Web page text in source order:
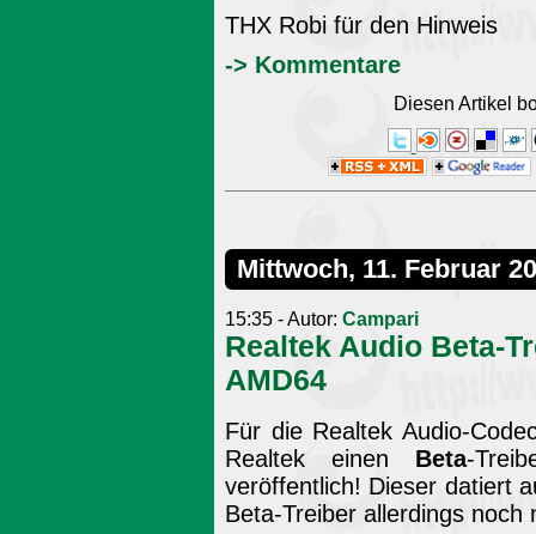
THX Robi für den Hinweis
-> Kommentare
Diesen Artikel
Mittwoch, 11. Februar
15:35 - Autor: Campari
Realtek Audio Beta-
AMD64
Für die Realtek Audio-
Realtek einen Beta-
veröffentlich! Dieser datiert
Beta-Treiber allerdings noch